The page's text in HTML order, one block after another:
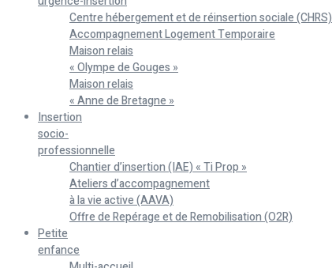
Centre hébergement et de réinsertion sociale (CHRS)
Accompagnement Logement Temporaire
Maison relais
« Olympe de Gouges »
Maison relais
« Anne de Bretagne »
Insertion
socio-
professionnelle
Chantier d’insertion (IAE) « Ti Prop »
Ateliers d’accompagnement
à la vie active (AAVA)
Offre de Repérage et de Remobilisation (O2R)
Petite
enfance